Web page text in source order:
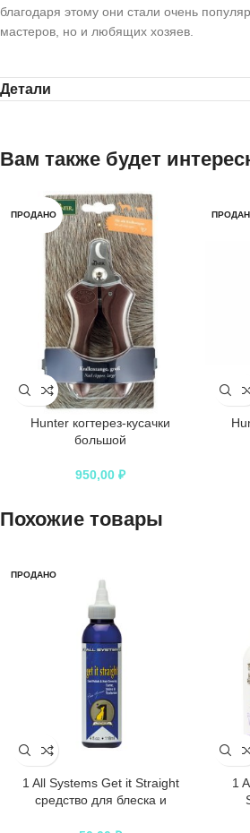
благодаря этому они стали очень
мастеров, но и любящих хозяев.
Детали
Вам также будет
ПРОДАНО
Hunter когтерез-кусачки
большой
950,00 ₽
Похожие товары
ПРОДАНО
1 All Systems Get it Straight
средство для блеска и
1